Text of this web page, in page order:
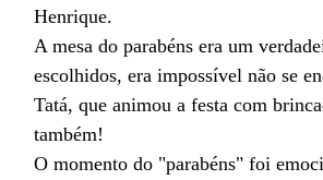
Henrique.
A mesa do parabéns era um
escolhidos, era impossível não se
Tatá, que animou a festa com
também!
O momento do "parabéns" foi